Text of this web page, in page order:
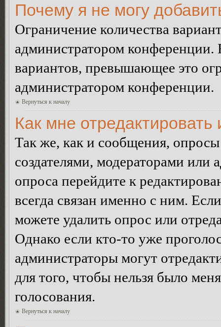
Почему я не могу
Ограничение количества
администратором конференции.
вариантов, превышающее это
администратором конференции.
Вернуться к началу
Как мне
Так же, как и сообщения, опросы
создателями, модераторами или
опроса перейдите к
всегда связан именно с ним.
можете удалить опрос или
Однако если кто-то уже
администраторы могут
для того, чтобы нельзя было
голосования.
Вернуться к началу